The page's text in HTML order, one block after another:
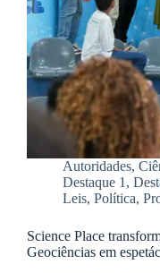
Autoridades,
Destaque 1 ,
Leis, Política,
Science Place
Geociências em